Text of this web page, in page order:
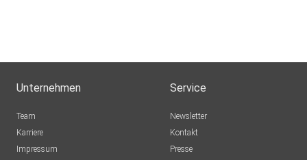
Unternehmen
Team
Karriere
Impressum
Service
Newsletter
Kontakt
Presse